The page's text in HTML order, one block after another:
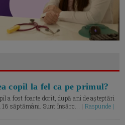
copil la fel ca pe primul?
a fost foarte dorit, după ani de așteptări
săptămâni. Sunt însărc... | Raspunde |